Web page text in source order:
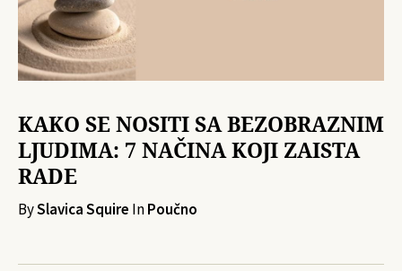
KAKO SE NOSITI SA BEZOBRAZNIM
LJUDIMA: 7 NAČINA KOJI ZAISTA
RADE
BySlavica Squire InPoučno